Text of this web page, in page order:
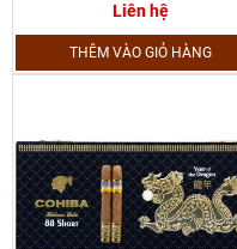
Liên hệ
THÊM VÀO GIỎ HÀNG